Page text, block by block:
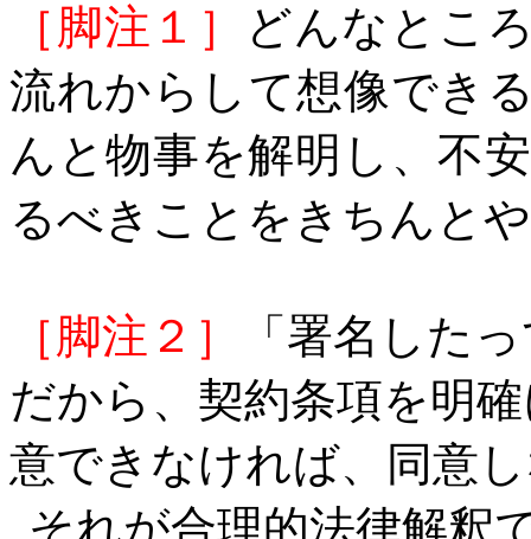
［脚注１］
どんなとこ
流れからして想像でき
んと物事を解明し、不
るべきことをきちんと
［脚注２］
「署名した
だから、契約条項を明
意できなければ、同意
それが合理的法律解釈